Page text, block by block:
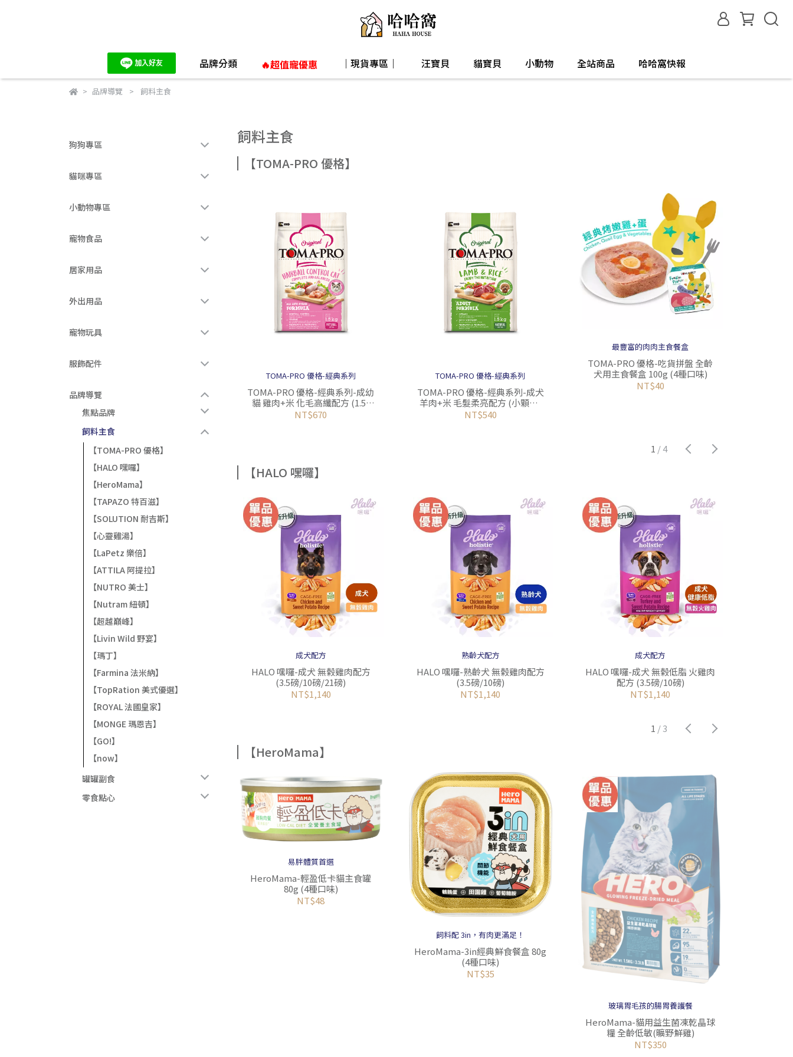
品牌分類 🔥超值寵優惠 ｜現貨專區｜ 汪寶貝 貓寶貝 小動物 全站商品 哈哈窩快報
品牌導覽 飼料主食
狗狗專區
貓咪專區
小動物專區
寵物食品
居家用品
外出用品
寵物玩具
服飾配件
品牌導覽
焦點品牌
飼料主食
【TOMA-PRO 優格】
【HALO 嘿囉】
【HeroMama】
【TAPAZO 特百滋】
【SOLUTION 耐吉斯】
【心靈雞湯】
【LaPetz 樂倍】
【ATTILA 阿提拉】
【NUTRO 美士】
【Nutram 紐頓】
【超越巔峰】
【Livin Wild 野宴】
【瑪丁】
【Farmina 法米納】
【TopRation 美式優選】
【ROYAL 法國皇家】
【MONGE 瑪恩吉】
【GO!】
【now】
罐罐副食
零食點心
飼料主食
【TOMA-PRO 優格】
TOMA-PRO 優格-經典系列
TOMA-PRO 優格-經典系列-成幼
貓 雞肉+米 化毛高纖配方 (1.5-
13.6kg)
NT$670
TOMA-PRO 優格-經典系列
TOMA-PRO 優格-經典系列-成犬
羊肉+米 毛髮柔亮配方 (小顆粒)
(1.5-13.6kg)
NT$540
最豐富的肉肉主食餐盒
TOMA-PRO 優格-吃貨拼盤 全齡
犬用主食餐盒 100g (4種口味)
NT$40
1 /4
【HALO 嘿囉】
成犬配方
HALO 嘿囉-成犬 無榖雞肉配方
(3.5磅/10磅/21磅)
NT$1,140
熟齡犬配方
HALO 嘿囉-熟齡犬 無榖雞肉配方
(3.5磅/10磅)
NT$1,140
成犬配方
HALO 嘿囉-成犬 無榖低脂 火雞肉
配方 (3.5磅/10磅)
NT$1,140
1 /3
【HeroMama】
易胖體質首選
HeroMama-輕盈低卡貓主食罐
80g (4種口味)
NT$48
飼料配 3in，有肉更滿足！
HeroMama-3in經典鮮食餐盒 80g
(4種口味)
NT$35
玻璃胃毛孩的腸胃養護餐
HeroMama-貓用益生菌凍乾晶球
糧 全齡低敏(曠野鮮雞)
NT$350